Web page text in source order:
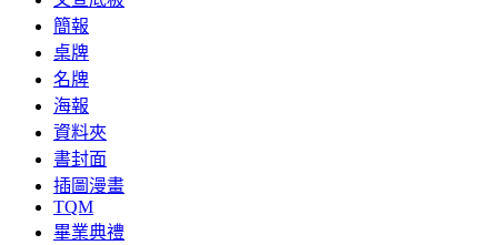
簡報
桌牌
名牌
海報
資料夾
書封面
插圖漫畫
TQM
畢業典禮